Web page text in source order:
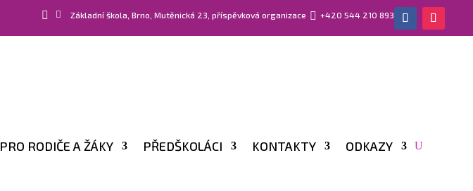
  Základní škola, Brno, Mutěnická 23, příspěvková organizace  +420 544 210 893
PRO RODIČE A ŽÁKY PŘEDŠKOLÁCI KONTAKTY ODKAZY